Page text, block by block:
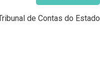
de Contas do Estado